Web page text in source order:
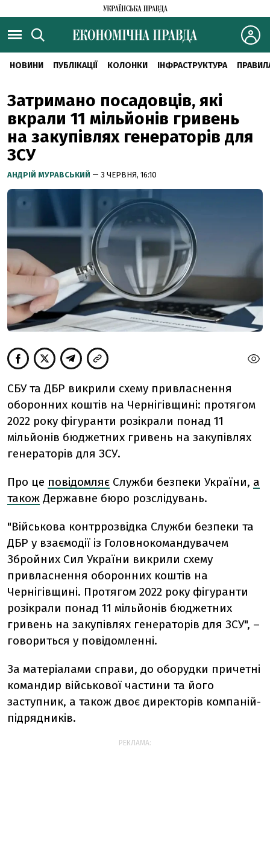
НОВИНИ ПУБЛІКАЦІЇ КОЛОНКИ ІНФРАСТРУКТУРА
Затримано посадовців, які
вкрали 11 мільйонів гривень
на закупівлях генераторів для
ЗСУ
АНДРІЙ МУРАВСЬКИЙ — 3 ЧЕРВНЯ, 16:10
СБУ та ДБР викрили схему привласнення
оборонних коштів на Чернігівщині: протягом
2022 року фігуранти розікрали понад 11
мільйонів бюджетних гривень на закупівлях
генераторів для ЗСУ.
Про це повідомляє Служби безпеки України, а
також Державне бюро розслідувань.
"Військова контррозвідка Служби безпеки та
ДБР у взаємодії із Головнокомандувачем
Збройних Сил України викрили схему
привласнення оборонних коштів на
Чернігівщині. Протягом 2022 року фігуранти
розікрали понад 11 мільйонів бюджетних
гривень на закупівлях генераторів для ЗСУ", –
говориться у повідомленні.
За матеріалами справи, до оборудки причетні
командир військової частини та його
заступник, а також двоє директорів компаній-
підрядників.
РЕКЛАМА: